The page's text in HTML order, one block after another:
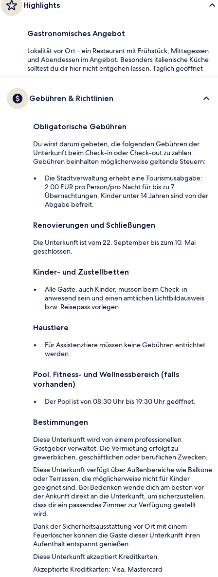
Highlights
Gastronomisches Angebot
Lokalität vor Ort – ein Restaurant mit Frühstück, Mittagessen
und Abendessen im Angebot. Besonders italienische Küche
solltest du dir hier nicht entgehen lassen. Täglich geöffnet
Gebühren & Richtlinien
Obligatorische Gebühren
Du wirst darum gebeten, die folgenden Gebühren der
Unterkunft beim Check-in oder Check-out zu zahlen.
Gebühren beinhalten möglicherweise geltende Steuern:
Die Stadtverwaltung erhebt eine Tourismusabgabe:
2.00 EUR pro Person/pro Nacht für bis zu 7
Übernachtungen. Kinder unter 14 Jahren sind von der
Abgabe befreit.
Renovierungen und Schließungen
Die Unterkunft ist vom 22. September bis zum 10. Mai
geschlossen.
Kinder- und Zustellbetten
Alle Gäste, auch Kinder, müssen beim Check-in
anwesend sein und einen amtlichen Lichtbildausweis
bzw. Reisepass vorlegen.
Haustiere
Für Assistenztiere müssen keine Gebühren entrichtet
werden
Pool, Fitness- und Wellnessbereich (falls
vorhanden)
Der Pool ist von 08:30 Uhr bis 19:30 Uhr geöffnet.
Bestimmungen
Diese Unterkunft wird von einem professionellen
Gastgeber verwaltet. Die Vermietung erfolgt zu
gewerblichen, geschäftlichen oder beruflichen Zwecken.
Diese Unterkunft verfügt über Außenbereiche wie Balkone
oder Terrassen, die möglicherweise nicht für Kinder
geeignet sind. Bei Bedenken wende dich am besten vor
der Ankunft direkt an die Unterkunft, um sicherzustellen,
dass dir ein passendes Zimmer zur Verfügung gestellt
wird.
Dank der Sicherheitsausstattung vor Ort mit einem
Feuerlöscher können die Gäste dieser Unterkunft ihren
Aufenthalt entspannt genießen.
Diese Unterkunft akzeptiert Kreditkarten.
Akzeptierte Kreditkarten: Visa, Mastercard